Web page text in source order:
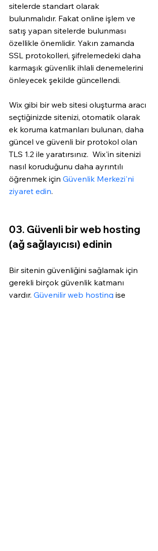
sitelerde standart olarak
bulunmalıdır. Fakat online işlem ve
satış yapan sitelerde bulunması
özellikle önemlidir. Yakın zamanda
SSL protokolleri, şifrelemedeki daha
karmaşık güvenlik ihlali denemelerini
önleyecek şekilde güncellendi.
Wix gibi bir web sitesi oluşturma aracı
seçtiğinizde sitenizi, otomatik olarak
ek koruma katmanları bulunan, daha
güncel ve güvenli bir protokol olan
TLS 1.2 ile yaratırsınız.  Wix'in sitenizi
nasıl koruduğunu daha ayrıntılı
öğrenmek için Güvenlik Merkezi'ni
ziyaret edin.
03. Güvenli bir web hosting
(ağ sağlayıcısı) edinin
Bir sitenin güvenliğini sağlamak için
gerekli birçok güvenlik katmanı
vardır. Güvenilir web hosting ise